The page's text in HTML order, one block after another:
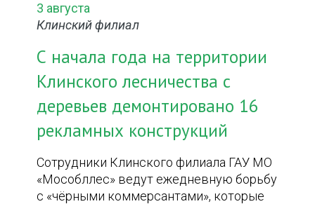
3 августа
Клинский филиал
С начала года на территории
Клинского лесничества с
деревьев демонтировано 16
рекламных конструкций
Сотрудники Клинского филиала ГАУ МО
«Мособллес» ведут ежедневную борьбу
с «чёрными коммерсантами», которые